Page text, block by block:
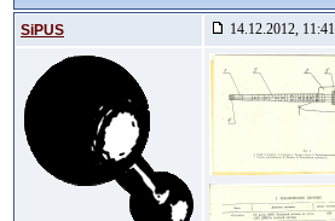
SiPUS 14.12.2012, 11:41